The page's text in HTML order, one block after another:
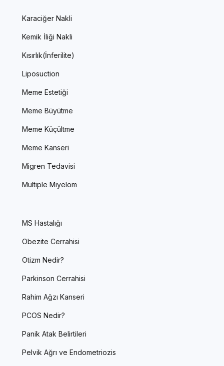
Karaciğer Nakli
Kemik İliği Nakli
Kısırlık(İnferilite)
Liposuction
Meme Estetiği
Meme Büyütme
Meme Küçültme
Meme Kanseri
Migren Tedavisi
Multiple Miyelom
MS Hastalığı
Obezite Cerrahisi
Otizm Nedir?
Parkinson Cerrahisi
Rahim Ağzı Kanseri
PCOS Nedir?
Panik Atak Belirtileri
Pelvik Ağrı ve Endometriozis